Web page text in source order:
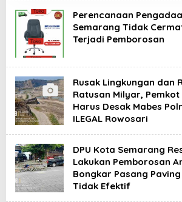
Perencanaan
Semarang Tidak
Terjadi Pemborosan
Rusak Lingkungan dan
Ratusan Milyar,
Harus Desak Mabes
ILEGAL Rowosari
DPU Kota Semarang
Lakukan Pemborosan
Bongkar Pasang
Tidak Efektif